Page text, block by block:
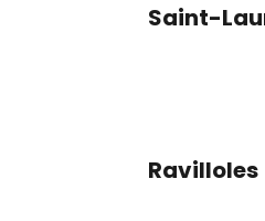
Saint-
Ravilloles